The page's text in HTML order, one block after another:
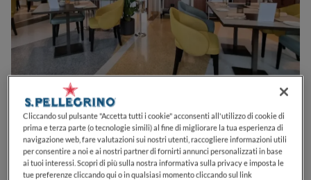
0
Via dell'Annunciata, 1420121MilanoMIItalia
Cliccando sul pulsante "Accetta tutti i cookie" acconsenti all'utilizzo di cookie di
prima e terza parte (o tecnologie simili) al fine di migliorare la tua esperienza di
navigazione web, fare valutazioni sui nostri utenti, raccogliere informazioni utili
per consentire a noi e ai nostri partner di fornirti annunci personalizzati in base
ai tuoi interessi. Scopri di più sulla nostra informativa sulla privacy e imposta le
tue preferenze cliccando qui o in qualsiasi momento cliccando sul link